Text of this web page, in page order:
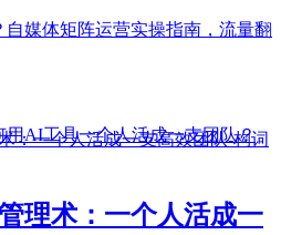
媒体矩阵运营实操指南，流量翻
用AI工具一个人活成一支团队？
理术：一个人活成一